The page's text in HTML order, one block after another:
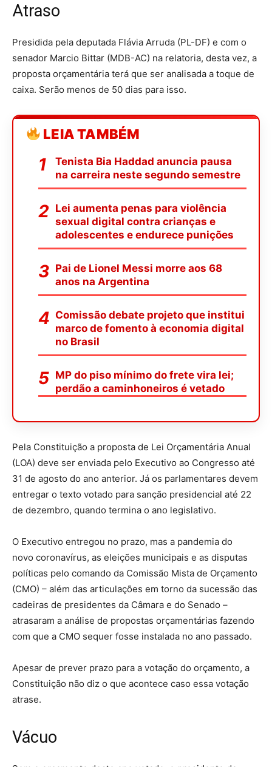
Atraso
Presidida pela deputada Flávia Arruda (PL-DF) e com o
senador Marcio Bittar (MDB-AC) na relatoria, desta vez, a
proposta orçamentária terá que ser analisada a toque de
caixa. Serão menos de 50 dias para isso.
LEIA TAMBÉM
Tenista Bia Haddad anuncia pausa
na carreira neste segundo semestre
Lei aumenta penas para violência
sexual digital contra crianças e
adolescentes e endurece punições
Pai de Lionel Messi morre aos 68
anos na Argentina
Comissão debate projeto que institui
marco de fomento à economia digital
no Brasil
MP do piso mínimo do frete vira lei;
perdão a caminhoneiros é vetado
Pela Constituição a proposta de Lei Orçamentária Anual
(LOA) deve ser enviada pelo Executivo ao Congresso até
31 de agosto do ano anterior. Já os parlamentares devem
entregar o texto votado para sanção presidencial até 22
de dezembro, quando termina o ano legislativo.
O Executivo entregou no prazo, mas a pandemia do
novo coronavírus, as eleições municipais e as disputas
políticas pelo comando da Comissão Mista de Orçamento
(CMO) – além das articulações em torno da sucessão das
cadeiras de presidentes da Câmara e do Senado –
atrasaram a análise de propostas orçamentárias fazendo
com que a CMO sequer fosse instalada no ano passado.
Apesar de prever prazo para a votação do orçamento, a
Constituição não diz o que acontece caso essa votação
atrase.
Vácuo